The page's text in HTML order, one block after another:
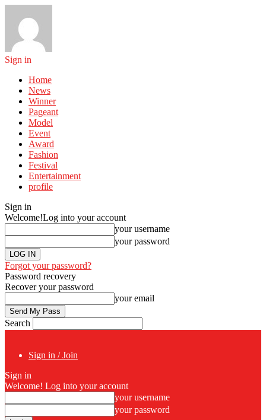
Sign in
Home
News
Winner
Pageant
Model
Event
Award
Fashion
Festival
Entertainment
profile
Sign in
Welcome!Log into your account
your username
your password
Forgot your password?
Password recovery
Recover your password
your email
Search
Sign in / Join
Sign in
Welcome! Log into your account
your username
your password